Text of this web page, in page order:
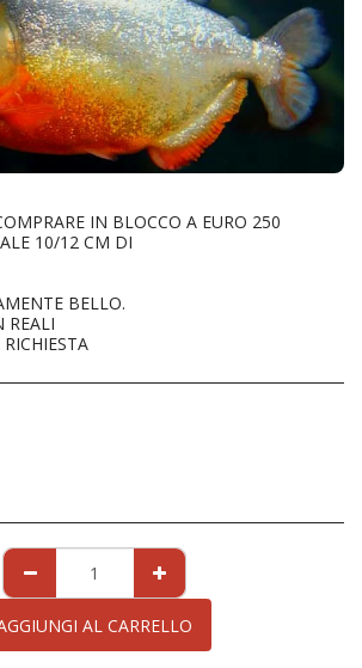
IN BLOCCO A EURO 250
10/12 CM DI
BELLO.
REALI
AL CARRELLO